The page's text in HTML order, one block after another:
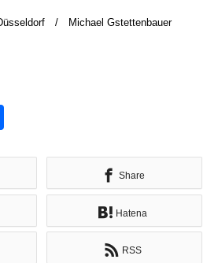
/ Michael Gstettenbauer
Share
Hatena
RSS